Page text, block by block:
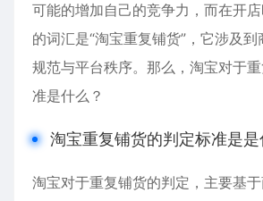
可能的增加自己的竞争力，而在开
的词汇是“淘宝重复铺货”，它涉及
规范与平台秩序。那么，淘宝对于
准是什么？
淘宝重复铺货的判定标准是是
淘宝对于重复铺货的判定，主要基